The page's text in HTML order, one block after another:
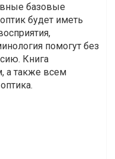
базовые
будет иметь
помогут без
Книга
а также всем